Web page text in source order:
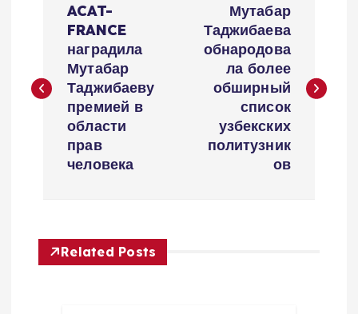
в
ц
и
ACAT-
FRANCE
наградила
Мутабар
Таджибаеву
премией в
области
прав
человека
Мутабар
Таджибаева
обнародова
ла более
обширный
список
узбекских
политузник
ов
Related Posts